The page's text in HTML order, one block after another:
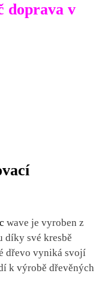
doprava v
wave je vyroben z
díky své kresbě
dřevo vyniká svojí
k výrobě dřevěných